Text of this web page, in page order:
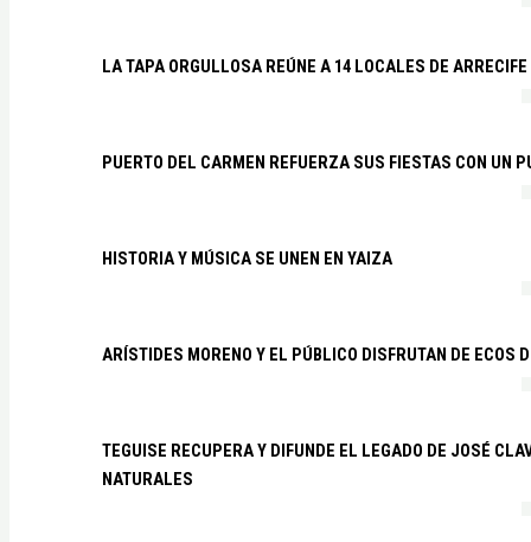
LA TAPA ORGULLOSA REÚNE A 14 LOCALES DE ARRECIFE
PUERTO DEL CARMEN REFUERZA SUS FIESTAS CON UN
HISTORIA Y MÚSICA SE UNEN EN YAIZA
ARÍSTIDES MORENO Y EL PÚBLICO DISFRUTAN DE ECOS
TEGUISE RECUPERA Y DIFUNDE EL LEGADO DE JOSÉ
NATURALES